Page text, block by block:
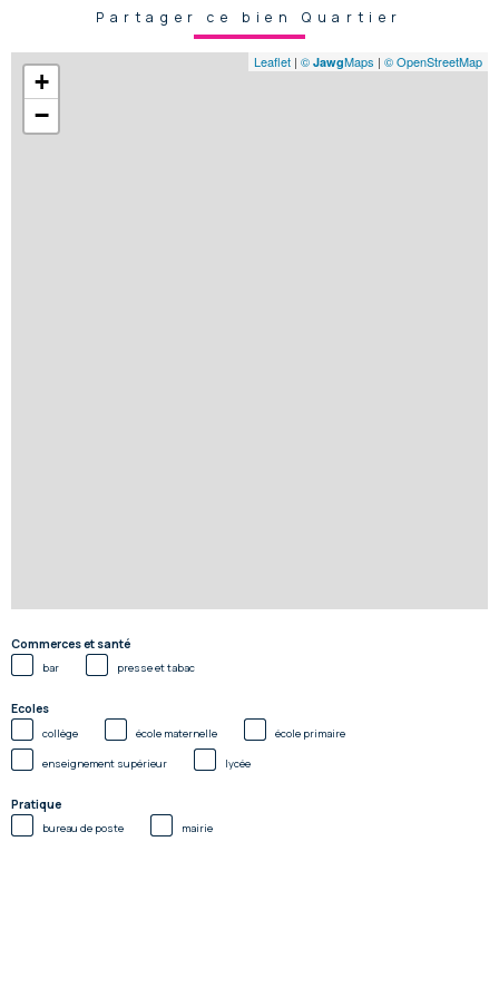
Partager ce bien Quartier
+
−
Leaflet | © JawgMaps | © OpenStreetMap
Commerces et santé
bar presse et tabac
Ecoles
collège école maternelle école primaire
enseignement supérieur lycée
Pratique
bureau de poste mairie